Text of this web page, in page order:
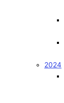
2024